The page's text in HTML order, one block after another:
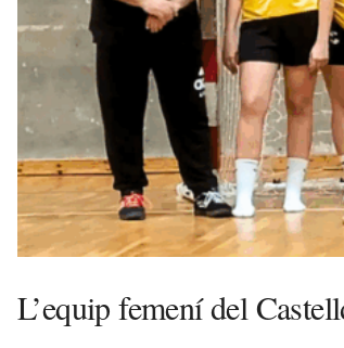
L’equip femení del